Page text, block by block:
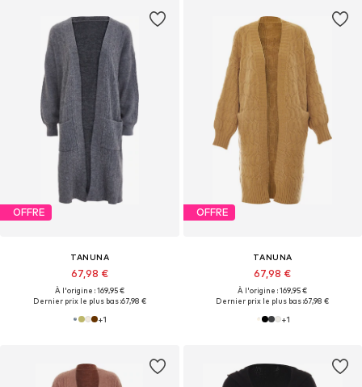
OFFRE
TANUNA
67,98 €
À l'origine : 169,95 €
Dernier prix le plus bas :67,98 €
+1
OFFRE
TANUNA
67,98 €
À l'origine : 169,95 €
Dernier prix le plus bas :67,98 €
+1